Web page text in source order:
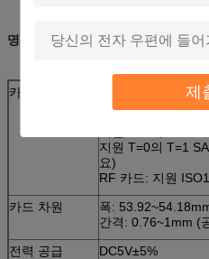
제
명세:
카드 유형
지원 T=0의 T=1
요)
RF 카드: 지원
카드 차원
폭:
간격: 0.76~1mm (
전력 공급
DC5V±5%